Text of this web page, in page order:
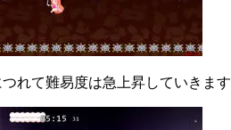
れて難易度は急上昇していきます